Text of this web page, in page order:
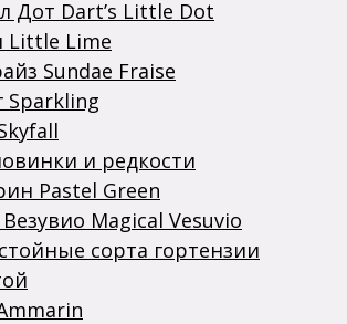
Дот Dart’s Little Dot
Little Lime
Sundae Fraise
Sparkling
и редкости
Pastel Green
Magical Vesuvio
сорта гортензии